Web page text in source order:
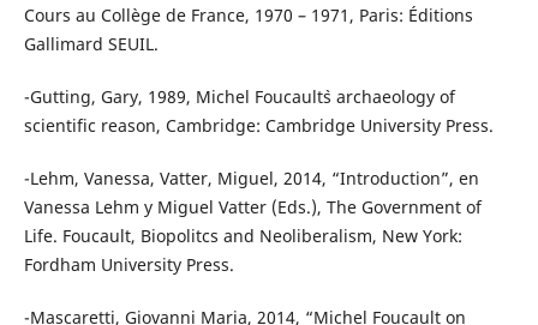
Cours au Collège de France, 1970 – 1971, Paris: Éditions
Gallimard SEUIL.
-Gutting, Gary, 1989, Michel Foucault`s archaeology of
scientific reason, Cambridge: Cambridge University Press.
-Lehm, Vanessa, Vatter, Miguel, 2014, “Introduction”, en
Vanessa Lehm y Miguel Vatter (Eds.), The Government of
Life. Foucault, Biopolitcs and Neoliberalism, New York:
Fordham University Press.
-Mascaretti, Giovanni Maria, 2014, “Michel Foucault on